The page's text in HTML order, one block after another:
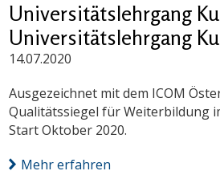
Universitätslehrgang
Universitätslehrgang
14.07.2020
Ausgezeichnet mit dem ICOM
Qualitätssiegel für Weiterbildung
Start Oktober 2020.
Mehr erfahren